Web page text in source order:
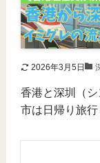
2026年3月5日
香港と深圳（
市は日帰り旅